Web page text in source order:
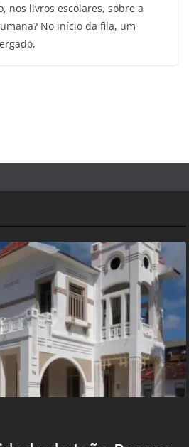
nos livros escolares, sobre a
No início da fila, um